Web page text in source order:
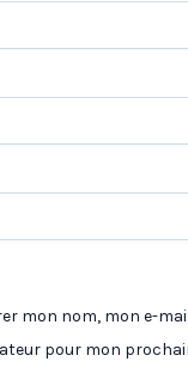
mon nom, mon e-
pour mon